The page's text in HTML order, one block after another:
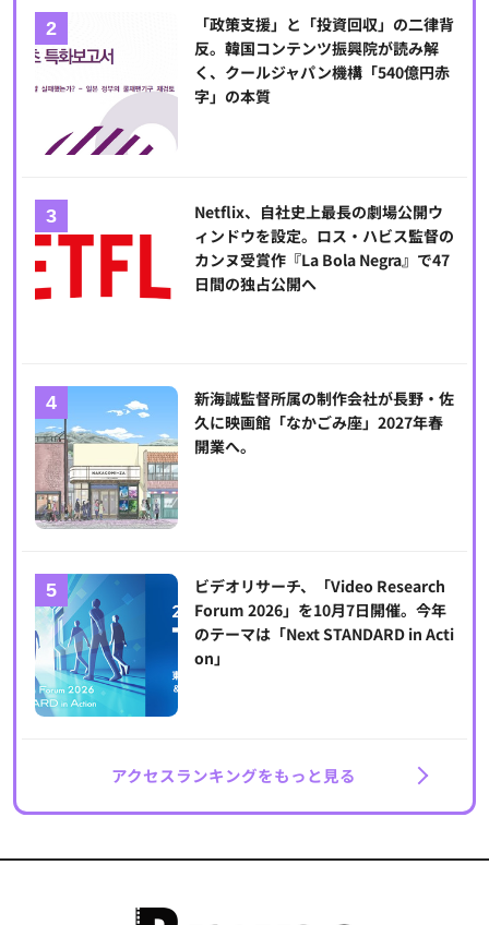
「政策支援」と「投資回収」の二律背
反。韓国コンテンツ振興院が読み解
く、クールジャパン機構「540億円赤
字」の本質
Netflix、自社史上最長の劇場公開ウ
ィンドウを設定。ロス・ハビス監督の
カンヌ受賞作『La Bola Negra』で47
日間の独占公開へ
新海誠監督所属の制作会社が長野・佐
久に映画館「なかごみ座」2027年春
開業へ。
ビデオリサーチ、「Video Research
Forum 2026」を10月7日開催。今年
のテーマは「Next STANDARD in Acti
on」
アクセスランキングをもっと見る